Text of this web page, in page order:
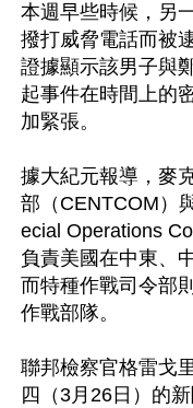
本週早些時候，另
撥打威脅電話而被
證據顯示該男子與
起事件在時間上的
加緊張。
據大紀元報導，麥
部（CENTCOM）
ecial Operations
負責美國在中東、
而特種作戰司令部
作戰部隊。
聯邦檢察官格雷戈
四（3月26日）的